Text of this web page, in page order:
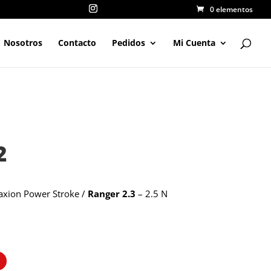
0 elementos
Nosotros Contacto Pedidos Mi Cuenta
Power Stroke / Ranger 2.3 – 2.5 N